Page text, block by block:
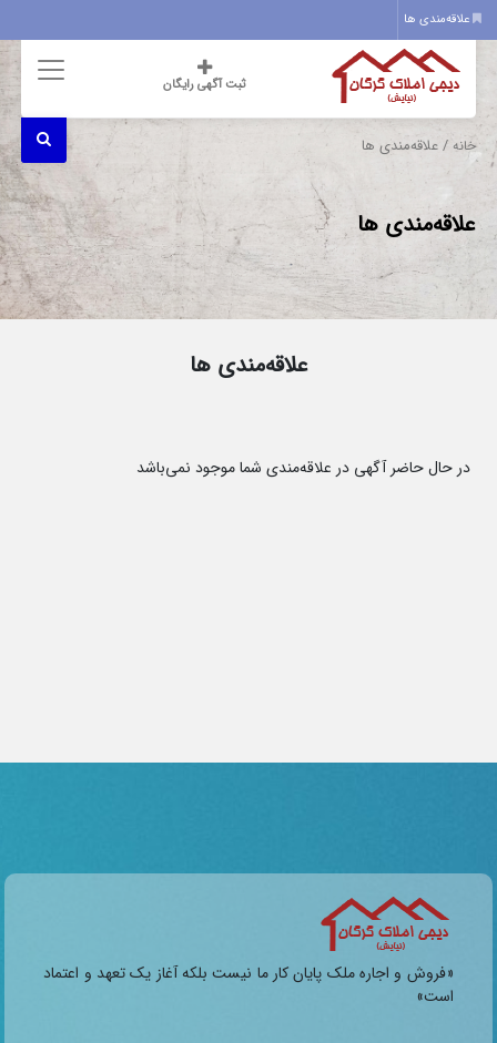
علاقه‌مندی ها
ثبت آگهی رایگان
خانه / علاقه‌مندی ها
علاقه‌مندی ها
علاقه‌مندی ها
در حال حاضر آگهی در علاقه‌مندی شما موجود نمی‌باشد
«فروش و اجاره ملک پایان کار ما نیست بلکه آغاز یک تعهد و اعتماد
است»